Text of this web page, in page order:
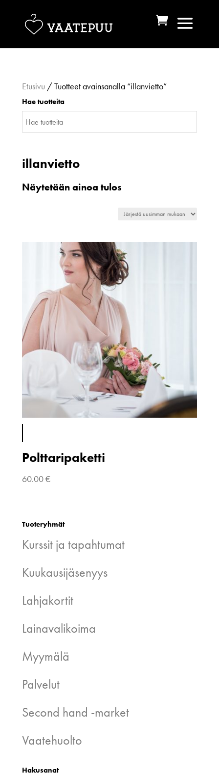
Etusivu / Tuotteet avainsanalla “illanvietto”
Hae tuotteita
illanvietto
Näytetään ainoa tulos
Polttaripaketti
60.00€
Tuoteryhmät
Kurssit ja tapahtumat
Kuukausijäsenyys
Lahjakortit
Lainavalikoima
Myymälä
Palvelut
Second hand -market
Vaatehuolto
Hakusanat